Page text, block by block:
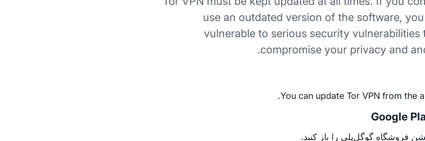
use an outdated version of the software,
vulnerable to serious security vulnerabilities
compromise your privacy and
You can update Tor VPN from the
Google
فروشگاه گوگل‌پلی را باز کنید.